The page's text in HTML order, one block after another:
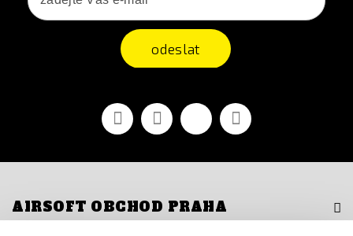
odeslat
FacebookYouTubeVimeo Instagram
AIRSOFT OBCHOD PRAHA